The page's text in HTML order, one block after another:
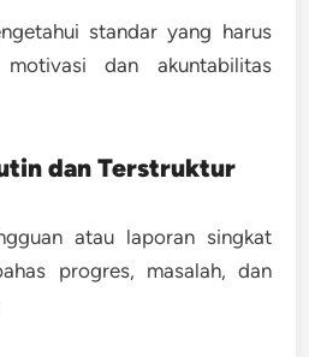
standar yang harus
dan akuntabilitas
dan Terstruktur
atau laporan singkat
progres, masalah, dan